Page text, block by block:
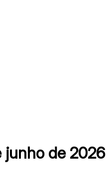
junho de 2026